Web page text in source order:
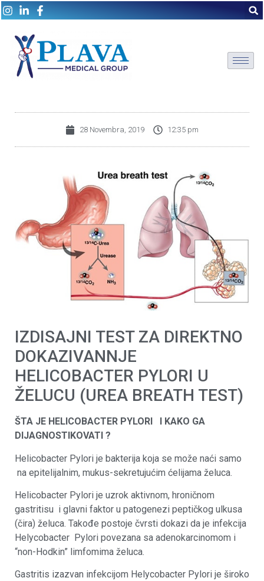
28 Novembra, 2019 12:35 pm
IZDISAJNI TEST ZA DIREKTNO
DOKAZIVANNJE
HELICOBACTER PYLORI U
ŽELUCU (UREA BREATH TEST)
ŠTA JE HELICOBACTER PYLORI I KAKO GA
DIJAGNOSTIKOVATI ?
Helicobacter Pylori je bakterija koja se može naći samo
na epitelijalnim, mukus-sekretujućim ćelijama želuca.
Helicobacter Pylori je uzrok aktivnom, hroničnom
gastritisu i glavni faktor u patogenezi peptičkog ulkusa
(čira) želuca. Takođe postoje čvrsti dokazi da je infekcija
Helycobacter Pylori povezana sa adenokarcinomom i
“non-Hodkin” limfomima želuca.
Gastritis izazvan infekcijom Helycobacter Pylori je široko